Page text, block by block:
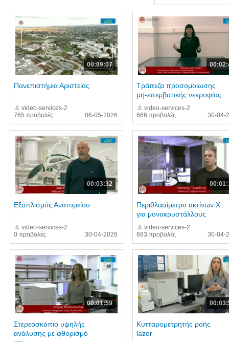
00:09:07
765 προβολές
Πανεπιστήμια Αριστείας
video-services-2
06-05-2026
666 προβολές
Τράπεζα προσομοίωσης
μη-επεμβατικής νεκροψίας
video-services-2
30-04-
00:03:32
0 προβολές
Εξοπλισμός Ανατομείου
video-services-2
30-04-2026
683 προβολές
Περιθλασίμετρο ακτίνων Χ
για μονοκρυστάλλους
video-services-2
30-04-
00:01:59
Στερεοσκόπιο υψηλής
ανάλυσης με φθορισμό
Κυτταρομετρητής ροής
lazer